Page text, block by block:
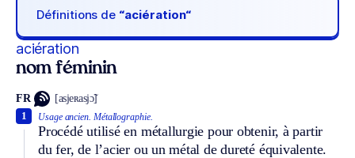
Définitions de “aciération“
aciération
nom féminin
FR [asjeʀasjɔ̃]
Usage ancien. Métallographie.
Procédé utilisé en métallurgie pour obtenir, à partir
du fer, de l’acier ou un métal de dureté équivalente.
1